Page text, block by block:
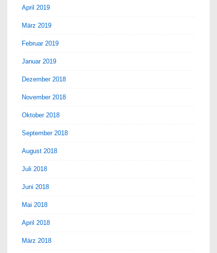
April 2019
März 2019
Februar 2019
Januar 2019
Dezember 2018
November 2018
Oktober 2018
September 2018
August 2018
Juli 2018
Juni 2018
Mai 2018
April 2018
März 2018